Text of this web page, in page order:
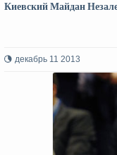
Киевский Майдан
декабрь 11 2013